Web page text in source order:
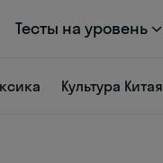
Тесты на уровень
Культура Китая